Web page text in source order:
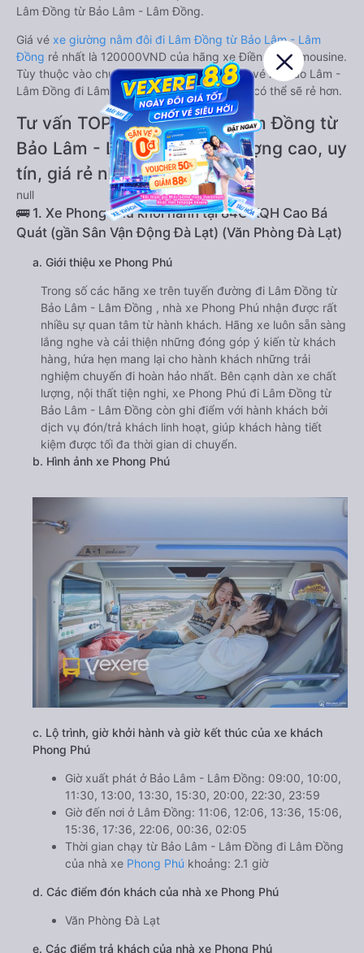
Lâm Đồng từ Bảo Lâm - Lâm Đồng.
Giá vé xe giường nằm đôi đi Lâm Đồng từ Bảo Lâm - Lâm
Đồng rẻ nhất là 120000VND của hãng xe Điền Linh Limousine.
Tùy thuộc vào chương trình khuyến mãi, giá vé Xe Bảo Lâm -
Lâm Đồng đi Lâm Đồng giường nằm đôi này có thể sẽ rẻ hơn.
Tư vấn TOP 2 xe khách đi Lâm Đồng từ
Bảo Lâm - Lâm Đồng chất lượng cao, uy
tín, giá rẻ nhất 08/2026
null
🚌 1. Xe Phong Phú khởi hành tại 84C KQH Cao Bá
Quát (gần Sân Vận Động Đà Lạt) (Văn Phòng Đà Lạt)
a. Giới thiệu xe Phong Phú
Trong số các hãng xe trên tuyến đường đi Lâm Đồng từ
Bảo Lâm - Lâm Đồng , nhà xe Phong Phú nhận được rất
nhiều sự quan tâm từ hành khách. Hãng xe luôn sẵn sàng
lắng nghe và cải thiện những đóng góp ý kiến từ khách
hàng, hứa hẹn mang lại cho hành khách những trải
nghiệm chuyến đi hoàn hảo nhất. Bên cạnh dàn xe chất
lượng, nội thất tiện nghi, xe Phong Phú đi Lâm Đồng từ
Bảo Lâm - Lâm Đồng còn ghi điểm với hành khách bởi
dịch vụ đón/trả khách linh hoạt, giúp khách hàng tiết
kiệm được tối đa thời gian di chuyển.
b. Hình ảnh xe Phong Phú
c. Lộ trình, giờ khởi hành và giờ kết thúc của xe khách
Phong Phú
Giờ xuất phát ở Bảo Lâm - Lâm Đồng: 09:00, 10:00,
11:30, 13:00, 13:30, 15:30, 20:00, 22:30, 23:59
Giờ đến nơi ở Lâm Đồng: 11:06, 12:06, 13:36, 15:06,
15:36, 17:36, 22:06, 00:36, 02:05
Thời gian chạy từ Bảo Lâm - Lâm Đồng đi Lâm Đồng
của nhà xe Phong Phú khoảng: 2.1 giờ
d. Các điểm đón khách của nhà xe Phong Phú
Văn Phòng Đà Lạt
e. Các điểm trả khách của nhà xe Phong Phú